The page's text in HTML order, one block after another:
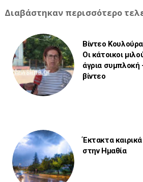
Διαβάστηκαν περισσότερο
Βίντεο
Οι κάτοικοι
άγρια συμπλοκή
βίντεο
Έκτακτα
στην Ημαθία